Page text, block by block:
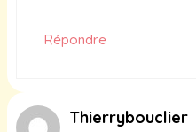
Répondre
Thierrybouclier